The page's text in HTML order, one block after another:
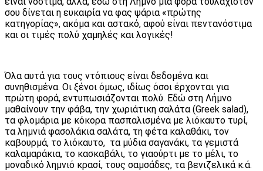
σου δίνεται η ευκαιρία να φας ψάρια «πρώτης
κατηγορίας», ακόμα και αστακό, αφού είναι πεντανόστιμα
και οι τιμές πολύ χαμηλές και λογικές!
Όλα αυτά για τους ντόπιους είναι δεδομένα και
συνηθισμένα. Οι ξένοι όμως, ιδίως όσοι έρχονται για
πρώτη φορά, εντυπωσιάζονται πολύ. Εδώ στη Λήμνο
μαθαίνουν την φάβα, την χωριάτικη σαλάτα (Greek salad),
τα φλομάρια με κόκορα πασπαλισμένα με λιόκαυτο τυρί,
τα λημνιά φασολάκια σαλάτα, τη φέτα καλαθάκι, τον
καβουρμά, το λιόκαυτο, τα μύδια σαγανάκι, τα γεμιστά
καλαμαράκια, το κασκαβάλι, το γιαούρτι με το μέλι, το
μοναδικό λημνιό κρασί, τους σαμσάδες, τα βενιζελικά κ.ά.